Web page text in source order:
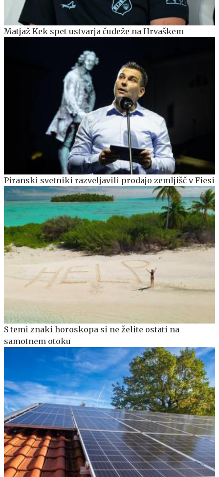
Matjaž Kek spet ustvarja čudeže na Hrvaškem
Piranski svetniki razveljavili prodajo zemljišč v Fiesi
S temi znaki horoskopa si ne želite ostati na
samotnem otoku